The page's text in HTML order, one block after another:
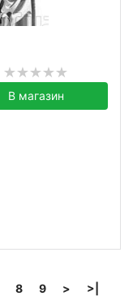
В магазин
8 9 > >|